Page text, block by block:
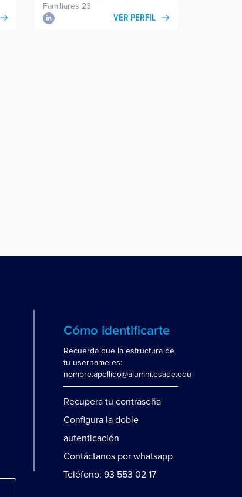
Familiares 23
VER PERFIL
Cómo identificarte
Recuerda que la estructura de
tu username es:
nombre.apellido@alumni.esade.edu
Recupera tu contraseña
Configura la doble
autenticación
Contáctanos por whatsapp
Teléfono: 93 553 02 17